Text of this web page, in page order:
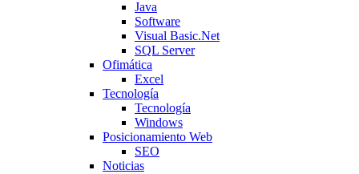
Java
Software
Visual Basic.Net
SQL Server
Ofimática
Excel
Tecnología
Tecnología
Windows
Posicionamiento Web
SEO
Noticias